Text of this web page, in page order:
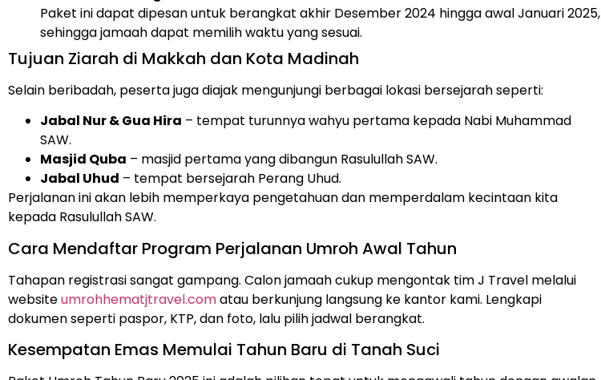
Paket ini dapat dipesan untuk berangkat akhir Desember 2024 hingga awal Januari 2025,
sehingga jamaah dapat memilih waktu yang sesuai.
Tujuan Ziarah di Makkah dan Kota Madinah
Selain beribadah, peserta juga diajak mengunjungi berbagai lokasi bersejarah seperti:
Jabal Nur & Gua Hira – tempat turunnya wahyu pertama kepada Nabi Muhammad
SAW.
Masjid Quba – masjid pertama yang dibangun Rasulullah SAW.
Jabal Uhud – tempat bersejarah Perang Uhud.
Perjalanan ini akan lebih memperkaya pengetahuan dan memperdalam kecintaan kita
kepada Rasulullah SAW.
Cara Mendaftar Program Perjalanan Umroh Awal Tahun
Tahapan registrasi sangat gampang. Calon jamaah cukup mengontak tim J Travel melalui
websiteumrohhematjtravel.comatau berkunjung langsung ke kantor kami. Lengkapi
dokumen seperti paspor, KTP, dan foto, lalu pilih jadwal berangkat.
Kesempatan Emas Memulai Tahun Baru di Tanah Suci